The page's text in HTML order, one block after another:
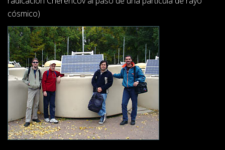
cósmico)